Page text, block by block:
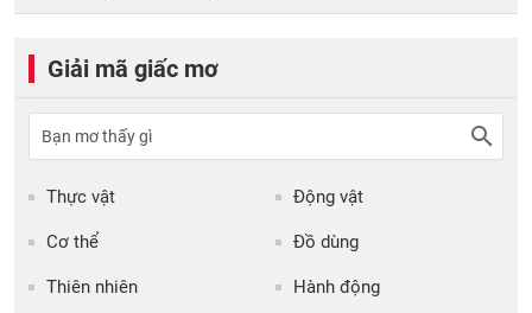
Giải mã giấc mơ
Thực vật Động vật
Cơ thể Đồ dùng
Thiên nhiên Hành động